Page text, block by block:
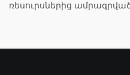
ռեսուրսներից